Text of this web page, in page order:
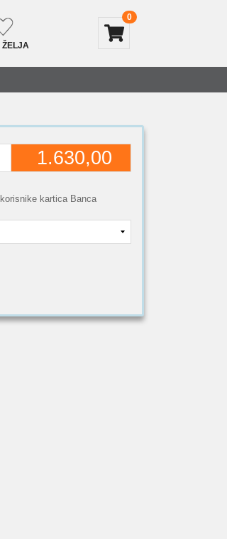
ŽELJA
0
1.630,00
kartica Banca